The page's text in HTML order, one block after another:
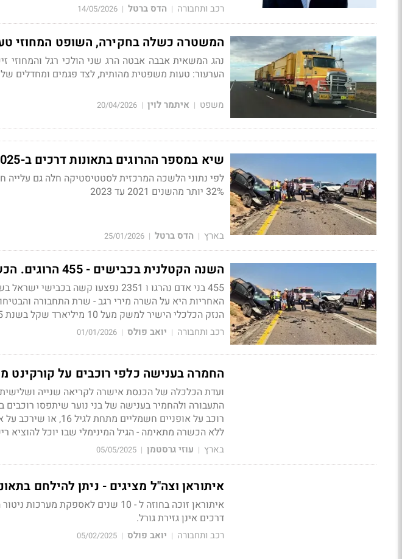
רכב ותחבורה | הדס ברטל |
14/05/2026
המשטרה כשלה בחקירה, השופט המחוזי
נהג המשאית אבבה אבטה הרג שני הולכי רגל והמחוזי
הערעור: טעות משפטית מהותית, לצד פגמים ומחדלים של
משפט | איתמר לוין |
20/04/2026
שיא במספר ההרוגים בתאונות דרכים ב-2025, הגבוה ב-19 השנה האחרונות
לפי נתוני הלשכה המרכזית לסטטיסטיקה חלה גם עלייה
32% יותר מהשנים 2021 עד 2023
בארץ | הדס ברטל |
25/01/2026
השנה הקטלנית בכבישים - 455 הרוגים. הכשלון של השרה רגב
455 בני אדם נהרגו ו 2351 נפצעו קשה בכבישי ישראל בשנת 2025.
האחריות היא על השרה מירי רגב - שרת התחבורה
הנזק הכלכלי הישיר למשק מעל 10 מיליארד שקל בשנת 2025.
רכב ותחבורה | יואב פולס |
01/01/2026
החמרה בענישה כלפי רוכבים על קורקינט
ועדת הכלכלה של הכנסת אישרה לקריאה שנייה
התעבורה ולהחמיר בענישה של בני נוער שיתפסו רוכבים
רוכב על אופניים
ללא הכשרה מתאימה - הגיל המינימלי שבו יוכל להוציא
בארץ | עוזי גרסטמן |
05/05/2025
איתוראן וצה"ל מציגים - ניתן להילחם
איתוראן זוכה בחוזה ל - 10 שנים
דרכים אינן גזירת גורל.
רכב ותחבורה | יואב פולס |
05/02/2025